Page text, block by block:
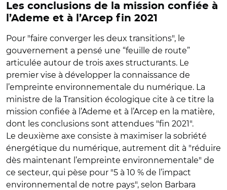
Les conclusions de la mission confiée à
l’Ademe et à l’Arcep fin 2021
Pour "faire converger les deux transitions", le
gouvernement a pensé une “feuille de route”
articulée autour de trois axes structurants. Le
premier vise à développer la connaissance de
l’empreinte environnementale du numérique. La
ministre de la Transition écologique cite à ce titre la
mission confiée à l’Ademe et à l’Arcep en la matière,
dont les conclusions sont attendues "fin 2021".
Le deuxième axe consiste à maximiser la sobriété
énergétique du numérique, autrement dit à "réduire
dès maintenant l’empreinte environnementale" de
ce secteur, qui pèse pour "5 à 10 % de l’impact
environnemental de notre pays", selon Barbara